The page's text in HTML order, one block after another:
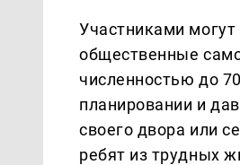
Участниками
общественные
численностью до
планировании и
своего двора или
ребят из трудных